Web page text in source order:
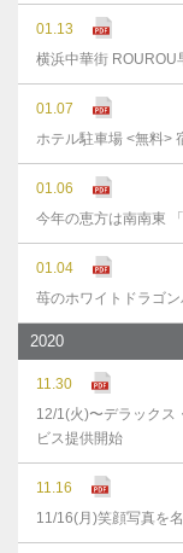
01.13
横浜中華街 ROUROU
01.07
ホテル駐車場 <無料>
01.06
今年の恵方は南南東
01.04
苺のホワイトドラゴン
2020
11.30
12/1(火)〜デラックス
ビス提供開始
11.16
11/16(月)笑顔写真を